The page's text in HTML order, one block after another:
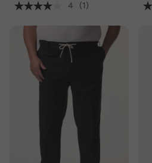
4
(1)